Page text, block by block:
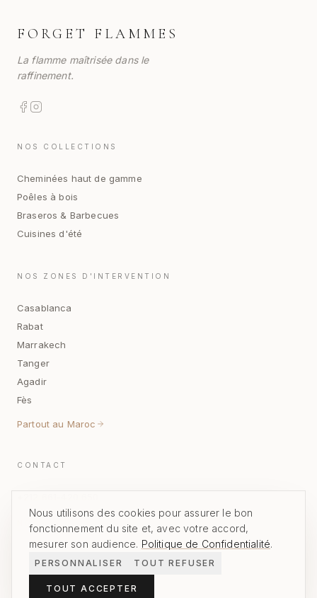
FORGET FLAMMES
La flamme maîtrisée dans le
raffinement.
NOS COLLECTIONS
Cheminées haut de gamme
Poêles à bois
Braseros & Barbecues
Cuisines d'été
NOS ZONES D'INTERVENTION
Casablanca
Rabat
Marrakech
Tanger
Agadir
Fès
Partout au Maroc
CONTACT
NOUS ÉCRIRE
Nos créations prennent place dans des villas privées et espaces
Nous utilisons des cookies pour assurer le bon
fonctionnement du site et, avec votre accord,
mesurer son audience. Politique de Confidentialité.
PERSONNALISER TOUT REFUSER
TOUT ACCEPTER